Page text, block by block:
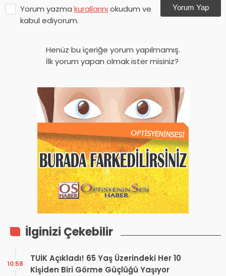
Yorum yazma kurallarını okudum ve
kabul ediyorum.
Yorum Yap
Henüz bu içeriğe yorum yapılmamış.
İlk yorum yapan olmak ister misiniz?
İlginizi Çekebilir
TUİK Açıkladı! 65 Yaş Üzerindeki Her 10
Kişiden Biri Görme Güçlüğü Yaşıyor
10:58